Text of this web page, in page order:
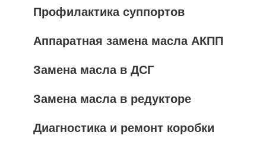
Профилактика суппортов
Аппаратная замена масла АКПП
Замена масла в ДСГ
Замена масла в редукторе
Диагностика и ремонт коробки